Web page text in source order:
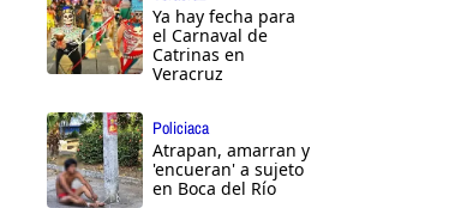
Ya hay fecha para
el Carnaval de
Catrinas en
Veracruz
Policiaca
Atrapan, amarran y
'encueran' a sujeto
en Boca del Río